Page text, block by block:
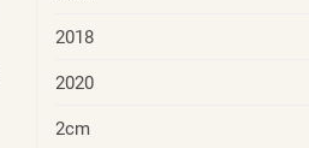
2018
2020
2cm